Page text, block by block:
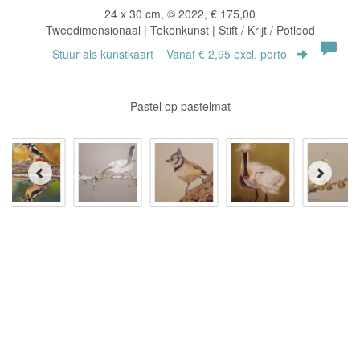
24 x 30 cm, © 2022, € 175,00
Tweedimensionaal | Tekenkunst | Stift / Krijt / Potlood
Stuur als kunstkaart Vanaf € 2,95 excl. porto
Pastel op pastelmat